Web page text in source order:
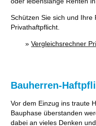
Schützen Sie sich und
Privathaftpflicht.
»Vergleichsrechner
Bauherren-
Vor dem Einzug ins traute
Bauphase überstanden
dabei an vieles Denken